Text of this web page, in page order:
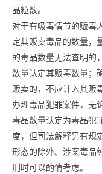
品粒数。
对于有吸毒情节的贩毒
定其贩卖毒品的数量，
的毒品数量无法查明的
数量认定其贩毒数量；
贩卖的，不应计入其贩
办理毒品犯罪案件，无
毒品数量认定为毒品犯
度，但司法解释另有规
形态的除外。涉案毒品
刑时可以酌情考虑。